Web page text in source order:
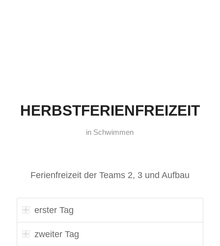
HERBSTFERIENFREIZEIT
in Schwimmen
Ferienfreizeit der Teams 2, 3 und Aufbau
erster Tag
zweiter Tag